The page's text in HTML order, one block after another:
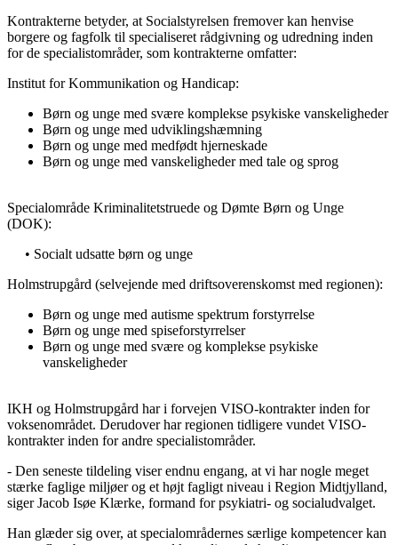
Kontrakterne betyder, at Socialstyrelsen fremover kan henvise
borgere og fagfolk til specialiseret rådgivning og udredning inden
for de specialistområder, som kontrakterne omfatter:
Institut for Kommunikation og Handicap:
Børn og unge med svære komplekse psykiske vanskeligheder
Børn og unge med udviklingshæmning
Børn og unge med medfødt hjerneskade
Børn og unge med vanskeligheder med tale og sprog
Specialområde Kriminalitetstruede og Dømte Børn og Unge
(DOK):
• Socialt udsatte børn og unge
Holmstrupgård (selvejende med driftsoverenskomst med regionen):
Børn og unge med autisme spektrum forstyrrelse
Børn og unge med spiseforstyrrelser
Børn og unge med svære og komplekse psykiske
vanskeligheder
IKH og Holmstrupgård har i forvejen VISO-kontrakter inden for
voksenområdet. Derudover har regionen tidligere vundet VISO-
kontrakter inden for andre specialistområder.
- Den seneste tildeling viser endnu engang, at vi har nogle meget
stærke faglige miljøer og et højt fagligt niveau i Region Midtjylland,
siger Jacob Isøe Klærke, formand for psykiatri- og socialudvalget.
Han glæder sig over, at specialområdernes særlige kompetencer kan